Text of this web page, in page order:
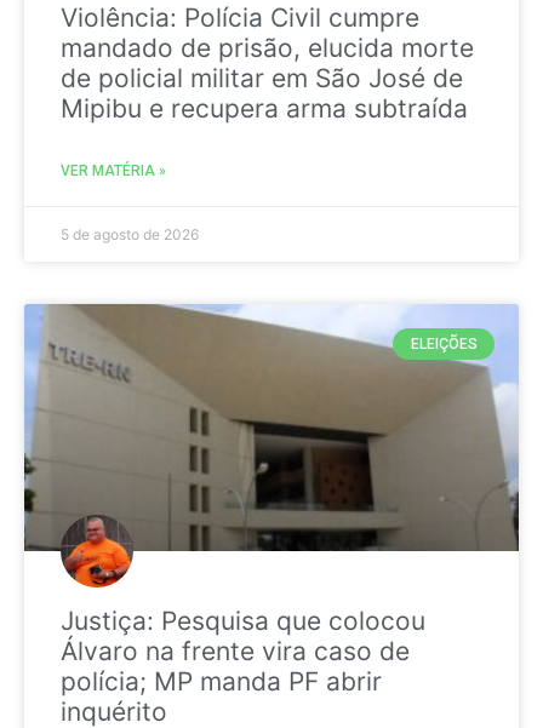
Violência: Polícia Civil cumpre
mandado de prisão, elucida morte
de policial militar em São José de
Mipibu e recupera arma subtraída
VER MATÉRIA »
5 de agosto de 2026
ELEIÇÕES
Justiça: Pesquisa que colocou
Álvaro na frente vira caso de
polícia; MP manda PF abrir
inquérito